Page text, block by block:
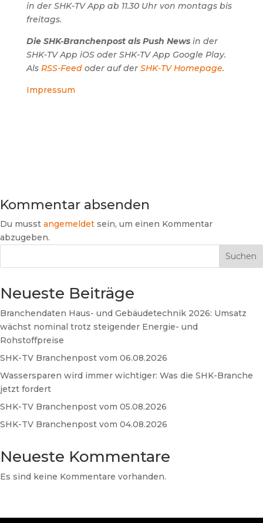
in der SHK-TV App ab 11.30 Uhr von montags bis
freitags.
Die SHK-Branchenpost als Push Newsin der
SHK-TV App iOS oder SHK-TV App Google Play.
Als RSS-Feedoder auf der SHK-TV Homepage.
Impressum
Kommentar absenden
Du musst angemeldet sein, um einen Kommentar
abzugeben.
Suchen
Neueste Beiträge
Branchendaten Haus- und Gebäudetechnik 2026: Umsatz
wächst nominal trotz steigender Energie- und
Rohstoffpreise
SHK-TV Branchenpost vom 06.08.2026
Wassersparen wird immer wichtiger: Was die SHK-Branche
jetzt fordert
SHK-TV Branchenpost vom 05.08.2026
SHK-TV Branchenpost vom 04.08.2026
Neueste Kommentare
Es sind keine Kommentare vorhanden.